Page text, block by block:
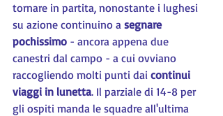
tornare in partita, nonostante i lughesi
su azione continuino a segnare
pochissimo - ancora appena due
canestri dal campo - a cui ovviano
raccogliendo molti punti dai continui
viaggi in lunetta. Il parziale di 14-8 per
gli ospiti manda le squadre all'ultima